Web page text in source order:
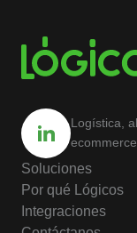
Logística,
Soluciones
Por qué Lógicos
Integraciones